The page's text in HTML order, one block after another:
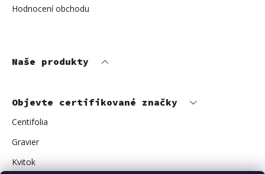
Hodnocení obchodu
Naše produkty
Objevte certifikované značky
Centifolia
Gravier
Kvitok